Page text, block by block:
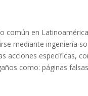
en
mediante ingeniería
acciones específicas,
como: páginas